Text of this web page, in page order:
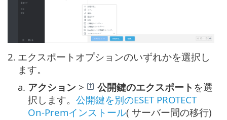
2. エクスポートオプションのいずれかを選択し
ます。
a. アクション > 公開鍵のエクスポート を選
択します。 公開鍵を別のESET PROTECT
On-Premインストール( サーバー間の移行)